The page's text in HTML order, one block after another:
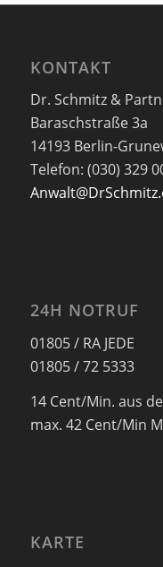
KONTAKT
Dr. Schmitz &
Baraschstraße 3a
14193 Berlin-
Telefon: (030) 329
24H NOTRUF
01805 / RA JEDE
01805 / 72 5333
14 Cent/Min. aus
max. 42 Cent/Min
KARTE